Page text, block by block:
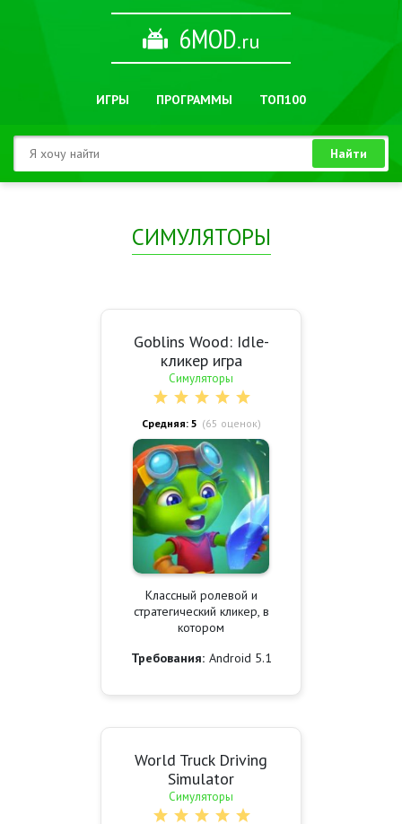
6MOD.ru
ИГРЫ ПРОГРАММЫ ТОП100
Найти
СИМУЛЯТОРЫ
Goblins Wood: Idle-
кликер игра
Симуляторы
Средняя: 5 (65 оценок)
Классный ролевой и
стратегический кликер, в
котором
Требования: Android 5.1
World Truck Driving
Simulator
Симуляторы